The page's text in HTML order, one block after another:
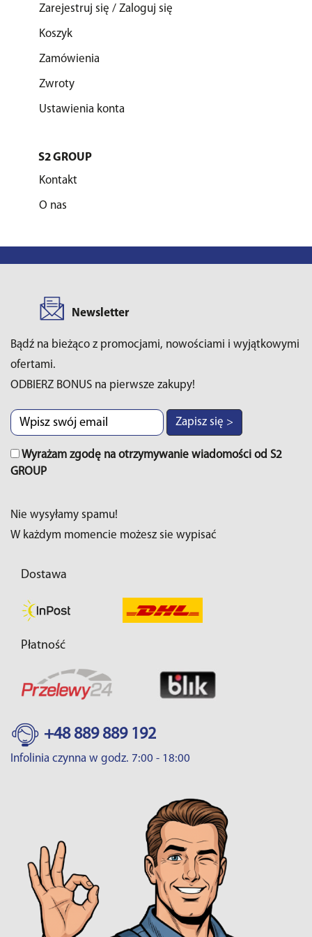
Zarejestruj się / Zaloguj się
Koszyk
Zamówienia
Zwroty
Ustawienia konta
S2 GROUP
Kontakt
O nas
Newsletter
Bądź na bieżąco z promocjami, nowościami i wyjątkowymi
ofertami.
ODBIERZ BONUS na pierwsze zakupy!
Zapisz się >
Wyrażam zgodę na otrzymywanie wiadomości od S2
GROUP
Nie wysyłamy spamu!
W każdym momencie możesz sie wypisać
Dostawa
Płatność
+48 889 889 192
Infolinia czynna w godz. 7:00 - 18:00